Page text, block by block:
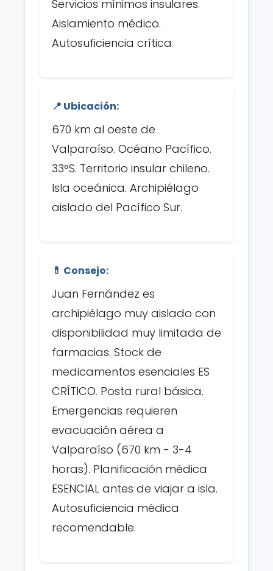
Servicios mínimos insulares.
Aislamiento médico.
Autosuficiencia crítica.
📍 Ubicación:
670 km al oeste de
Valparaíso. Océano Pacífico.
33°S. Territorio insular chileno.
Isla oceánica. Archipiélago
aislado del Pacífico Sur.
💊 Consejo:
Juan Fernández es
archipiélago muy aislado con
disponibilidad muy limitada de
farmacias. Stock de
medicamentos esenciales ES
CRÍTICO. Posta rural básica.
Emergencias requieren
evacuación aérea a
Valparaíso (670 km - 3-4
horas). Planificación médica
ESENCIAL antes de viajar a isla.
Autosuficiencia médica
recomendable.